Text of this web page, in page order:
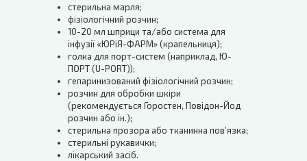
стерильна марля;
фізіологічний розчин;
10-20 мл шприци та/або система для
інфузії «ЮРіЯ-ФАРМ» (крапельниця);
голка для порт-систем (наприклад, Ю-
ПОРТ (U-PORT));
гепаринизований фізіологічний розчин;
розчин для обробки шкіри
(рекомендується Горостен, Повідон-Йод
розчин або ін.);
стерильна прозора або тканинна пов’язка;
стерильні рукавички;
лікарський засіб.